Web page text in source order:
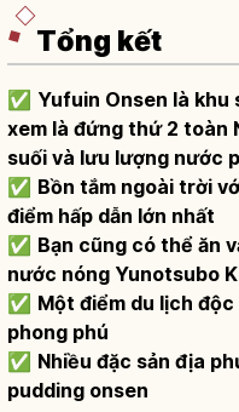
Tổng kết
✅ Yufuin Onsen là
xem là đứng thứ 2 toàn
suối và lưu lượng nước
✅ Bồn tắm ngoài trời
điểm hấp dẫn lớn nhất
✅ Bạn cũng có thể ăn
nước nóng Yunotsubo
✅ Một điểm du lịch
phong phú
✅ Nhiều đặc sản địa
pudding onsen